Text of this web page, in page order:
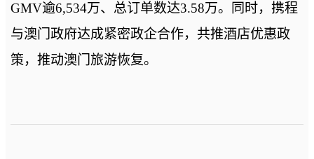
GMV逾6,534万、总订单数达3.58万。同时，携程
与澳门政府达成紧密政企合作，共推酒店优惠政
策，推动澳门旅游恢复。